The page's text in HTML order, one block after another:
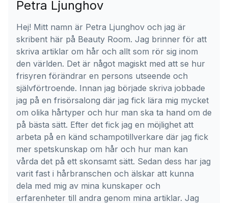
Petra Ljunghov
Hej! Mitt namn är Petra Ljunghov och jag är
skribent här på Beauty Room. Jag brinner för att
skriva artiklar om hår och allt som rör sig inom
den världen. Det är något magiskt med att se hur
frisyren förändrar en persons utseende och
självförtroende. Innan jag började skriva jobbade
jag på en frisörsalong där jag fick lära mig mycket
om olika hårtyper och hur man ska ta hand om de
på bästa sätt. Efter det fick jag en möjlighet att
arbeta på en känd schampotillverkare där jag fick
mer spetskunskap om hår och hur man kan
vårda det på ett skonsamt sätt. Sedan dess har jag
varit fast i hårbranschen och älskar att kunna
dela med mig av mina kunskaper och
erfarenheter till andra genom mina artiklar. Jag